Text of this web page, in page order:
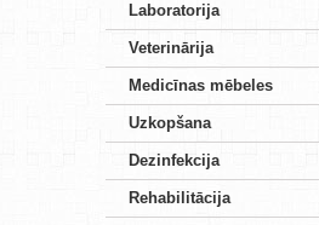
Laboratorija
Veterinārija
Medicīnas mēbeles
Uzkopšana
Dezinfekcija
Rehabilitācija